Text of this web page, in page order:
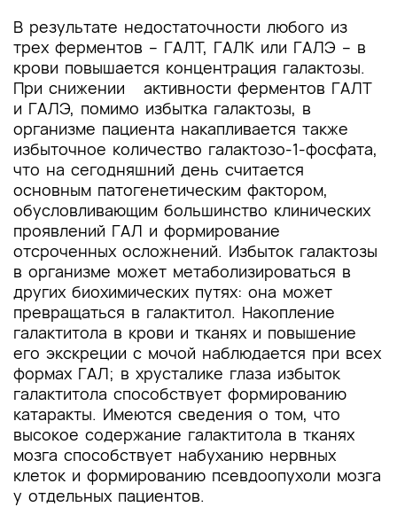
В результате недостаточности любого из
трех ферментов – ГАЛТ, ГАЛК или ГАЛЭ – в
крови повышается концентрация галактозы.
При снижении активности ферментов ГАЛТ
и ГАЛЭ, помимо избытка галактозы, в
организме пациента накапливается также
избыточное количество галактозо-1-фосфата,
что на сегодняшний день считается
основным патогенетическим фактором,
обусловливающим большинство клинических
проявлений ГАЛ и формирование
отсроченных осложнений. Избыток галактозы
в организме может метаболизироваться в
других биохимических путях: она может
превращаться в галактитол. Накопление
галактитола в крови и тканях и повышение
его экскреции с мочой наблюдается при всех
формах ГАЛ; в хрусталике глаза избыток
галактитола способствует формированию
катаракты. Имеются сведения о том, что
высокое содержание галактитола в тканях
мозга способствует набуханию нервных
клеток и формированию псевдоопухоли мозга
у отдельных пациентов.